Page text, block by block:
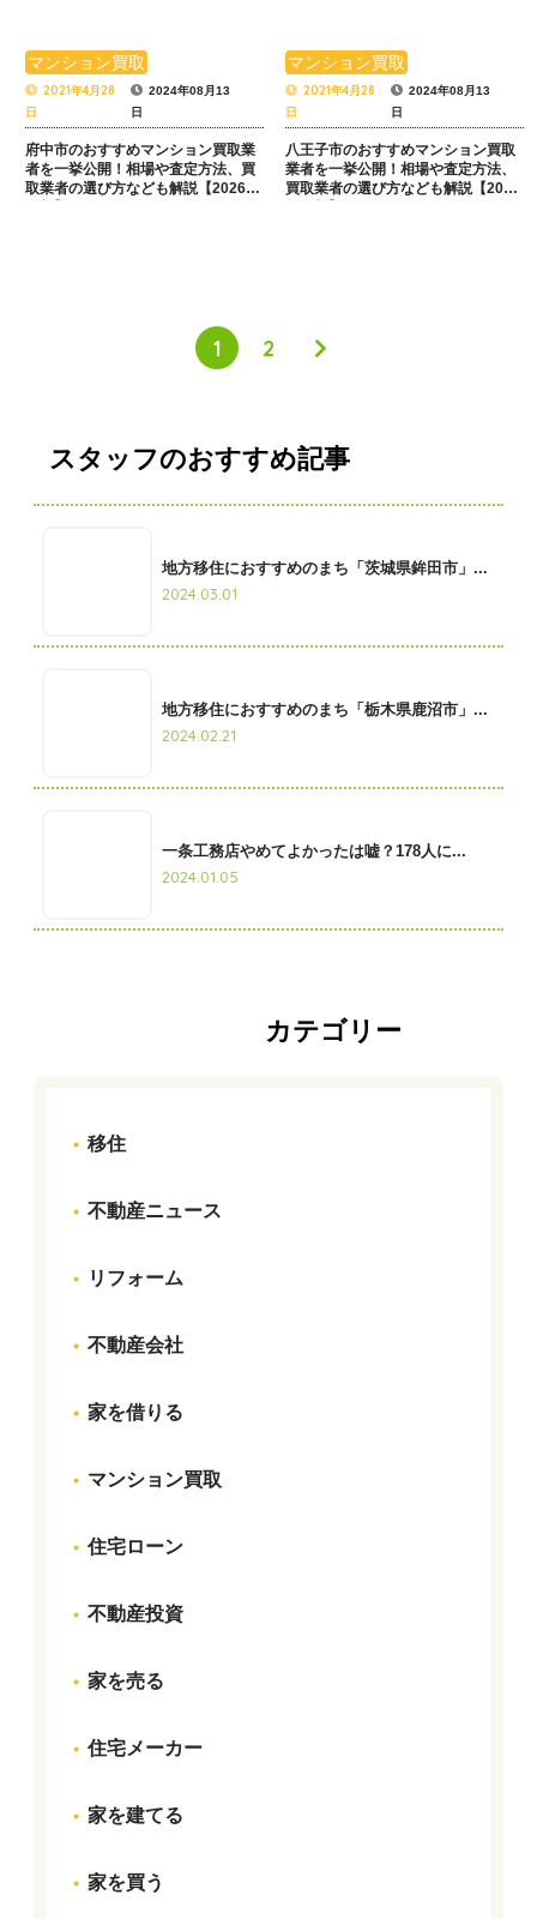
マンション買取
2021年4月28
日
2024年08月13
日
府中市のおすすめマンション買取業
者を一挙公開！相場や査定方法、買
取業者の選び方なども解説【2026年
マンション買取
2021年4月28
日
2024年08月13
日
八王子市のおすすめマンション買取
業者を一挙公開！相場や査定方法、
買取業者の選び方なども解説【2026
1 2
スタッフのおすすめ記事
地方移住におすすめのまち「茨城県鉾田市」...
2024.03.01
地方移住におすすめのまち「栃木県鹿沼市」...
2024.02.21
一条工務店やめてよかったは嘘？178人に...
2024.01.05
カテゴリー
移住
不動産ニュース
リフォーム
不動産会社
家を借りる
マンション買取
住宅ローン
不動産投資
家を売る
住宅メーカー
家を建てる
家を買う